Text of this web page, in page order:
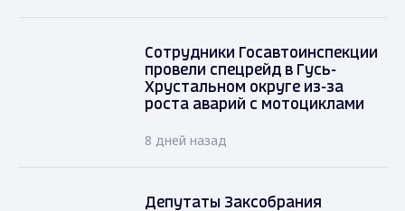
Сотрудники Госавтоинспекции
провели спецрейд в Гусь-
Хрустальном округе из-за
роста аварий с мотоциклами
8 дней назад
Депутаты Заксобрания